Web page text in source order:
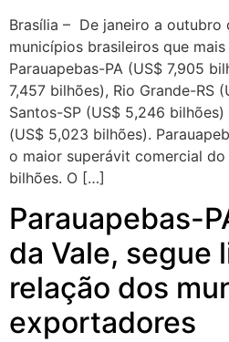
Brasília – De janeiro a outubro
municípios brasileiros que
Parauapebas-PA (US$ 7,905
7,457 bilhões), Rio Grande-RS
Santos-SP (US$ 5,246
(US$ 5,023 bilhões).
o maior superávit comercial
bilhões. O […]
Parauapebas-
da Vale, segue
relação dos
exportadores